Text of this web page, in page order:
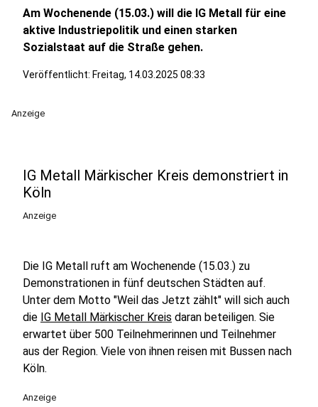
Am Wochenende (15.03.) will die IG Metall für eine
aktive Industriepolitik und einen starken
Sozialstaat auf die Straße gehen.
Veröffentlicht: Freitag, 14.03.2025 08:33
Anzeige
IG Metall Märkischer Kreis demonstriert in
Köln
Anzeige
Die IG Metall ruft am Wochenende (15.03.) zu
Demonstrationen in fünf deutschen Städten auf.
Unter dem Motto "Weil das Jetzt zählt" will sich auch
die IG Metall Märkischer Kreis daran beteiligen. Sie
erwartet über 500 Teilnehmerinnen und Teilnehmer
aus der Region. Viele von ihnen reisen mit Bussen nach
Köln.
Anzeige